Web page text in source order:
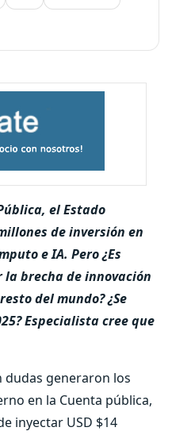
el Estado
de inversión en
e IA. Pero ¿Es
brecha de innovación
del mundo? ¿Se
Especialista cree que
generaron los
en la Cuenta pública,
inyectar USD $14